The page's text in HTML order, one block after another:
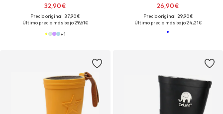
32,90€
Precio original: 37,90€
Último precio más bajo:29,61€
+1
26,90€
Precio original: 29,90€
Último precio más bajo:24,21€